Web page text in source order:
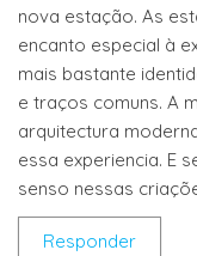
nova estação. As
encanto especial à
mais bastante
e traços comuns. A
arquitectura
essa experiencia. E
senso nessas
Responder